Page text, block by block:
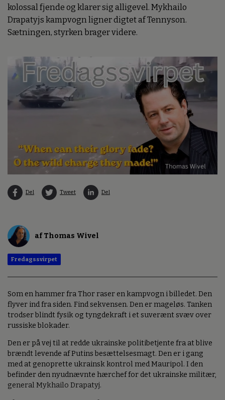
kolossal fjende og klarer sig alligevel. Mykhailo
Drapatyjs kampvogn ligner digtet af Tennyson.
Sætningen, styrken brager videre.
Del Tweet Del
af Thomas Wivel
Fredagssvirpet
Som en hammer fra Thor raser en kampvogn i billedet. Den
flyver ind fra siden. Find sekvensen. Den er mageløs. Tanken
trodser blindt fysik og tyngdekraft i et suverænt svæv over
russiske blokader.
Den er på vej til at redde ukrainske politibetjente fra at blive
brændt levende af Putins besættelsesmagt. Den er i gang
med at genoprette ukrainsk kontrol med Mauripol. I den
befinder den nyudnævnte hærchef for det ukrainske militær,
general Mykhailo Drapatyj.